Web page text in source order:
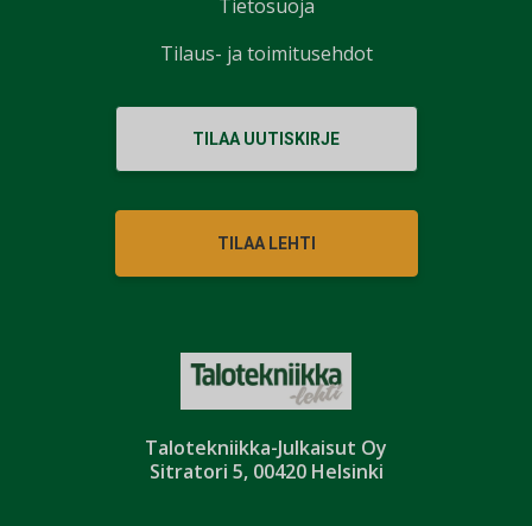
Talotekniikka-Julkaisut Oy
Sitratori 5, 00420 Helsinki
TILAA UUTISKIRJE
TILAA LEHTI
Tietosuoja
Tilaus- ja toimitusehdot